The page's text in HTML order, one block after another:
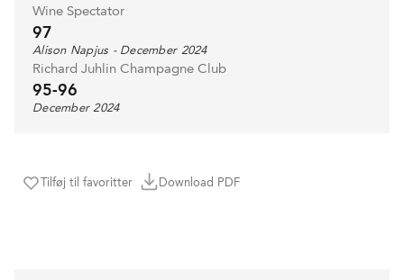
Tilføj til favoritter Download PDF
Wine Spectator
97
Alison Napjus - December 2024
Richard Juhlin Champagne Club
95-96
December 2024